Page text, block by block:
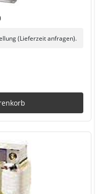
(Lieferzeit anfragen).